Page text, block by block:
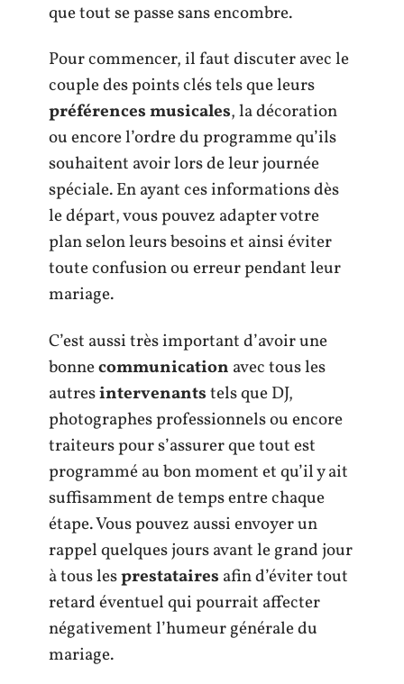
que tout se passe sans encombre.
Pour commencer, il faut discuter avec le
couple des points clés tels que leurs
préférences musicales, la décoration
ou encore l’ordre du programme qu’ils
souhaitent avoir lors de leur journée
spéciale. En ayant ces informations dès
le départ, vous pouvez adapter votre
plan selon leurs besoins et ainsi éviter
toute confusion ou erreur pendant leur
mariage.
C’est aussi très important d’avoir une
bonnecommunication avec tous les
autresintervenantstels que DJ,
photographes professionnels ou encore
traiteurs pour s’assurer que tout est
programmé au bon moment et qu’il y ait
suffisamment de temps entre chaque
étape. Vous pouvez aussi envoyer un
rappel quelques jours avant le grand jour
à tous lesprestataires afin d’éviter tout
retard éventuel qui pourrait affecter
négativement l’humeur générale du
mariage.